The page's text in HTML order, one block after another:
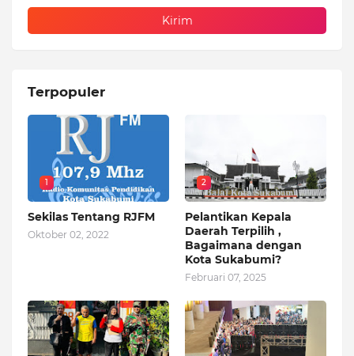
Terpopuler
1
Sekilas Tentang RJFM
Oktober 02, 2022
2
Pelantikan Kepala
Daerah Terpilih ,
Bagaimana dengan
Kota Sukabumi?
Februari 07, 2025